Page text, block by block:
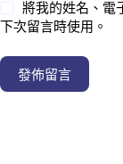
將我的姓名、電
下次留言時使用。
發佈留言